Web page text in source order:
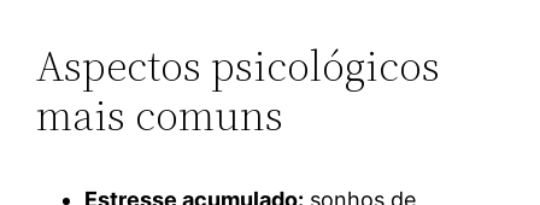
Aspectos psicológicos
mais comuns
Estresse acumulado: sonhos de